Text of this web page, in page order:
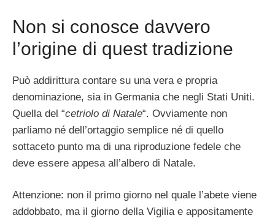
Non si conosce davvero
l’origine di quest tradizione
Può addirittura contare su una vera e propria
denominazione, sia in Germania che negli Stati Uniti.
Quella del “cetriolo di Natale“. Ovviamente non
parliamo né dell’ortaggio semplice né di quello
sottaceto punto ma di una riproduzione fedele che
deve essere appesa all’albero di Natale.
Attenzione: non il primo giorno nel quale l’abete viene
addobbato, ma il giorno della Vigilia e appositamente